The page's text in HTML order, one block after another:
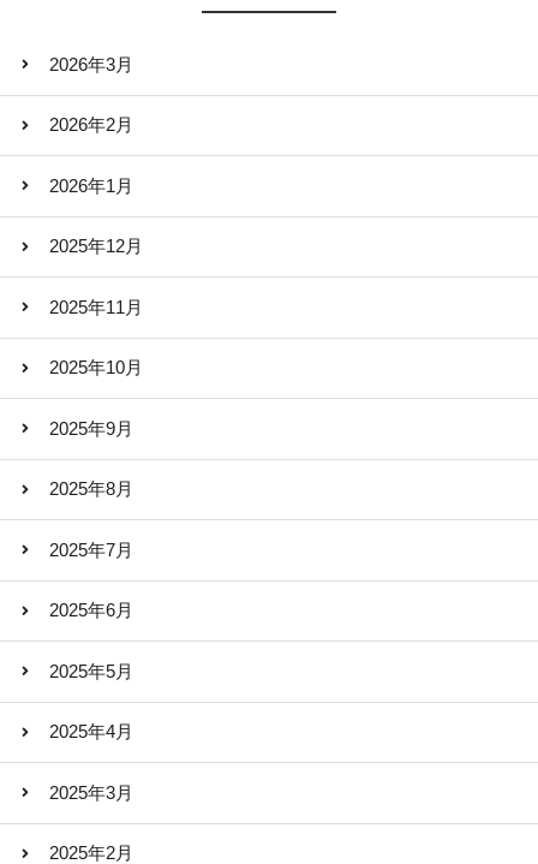
2026年3月
2026年2月
2026年1月
2025年12月
2025年11月
2025年10月
2025年9月
2025年8月
2025年7月
2025年6月
2025年5月
2025年4月
2025年3月
2025年2月